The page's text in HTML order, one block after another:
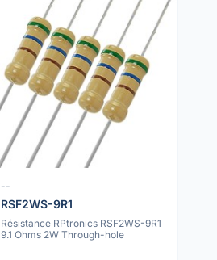
--
RSF2WS-9R1
Résistance RPtronics RSF2WS-9R1
9.1 Ohms 2W Through-hole